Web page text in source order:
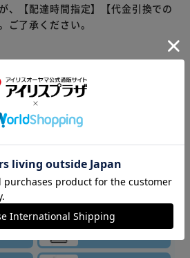
、【配達時間指定】【代金引換での
ご了承ください。
他 商品はこちら▼